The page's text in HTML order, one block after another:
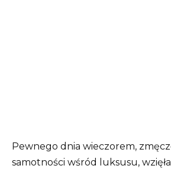
Pewnego dnia wieczorem,
samotności wśród luksusu,